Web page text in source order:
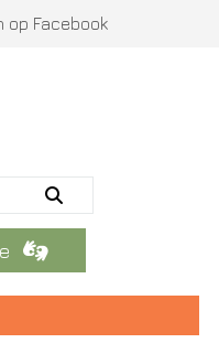
op Facebook